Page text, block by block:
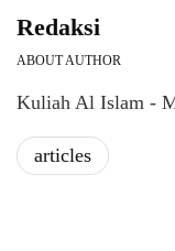
Redaksi
ABOUT AUTHOR
Kuliah Al Islam -
articles